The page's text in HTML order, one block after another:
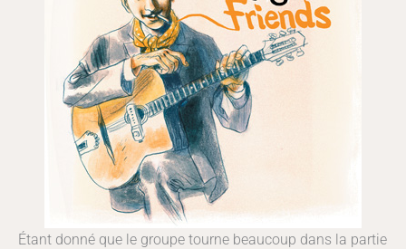
Étant donné que le groupe tourne beaucoup dans la partie